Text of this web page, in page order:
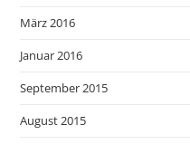
März 2016
Januar 2016
September 2015
August 2015